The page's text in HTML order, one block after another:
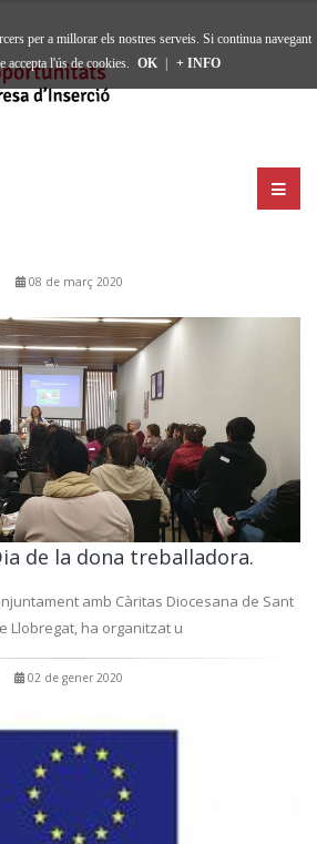
08 de març 2020
de la dona treballadora.
amb Càritas Diocesana de Sant
Llobregat, ha organitzat u
02 de gener 2020
per a millorar els nostres serveis. Si continua navegant
accepta l'ús de cookies. OK + INFO